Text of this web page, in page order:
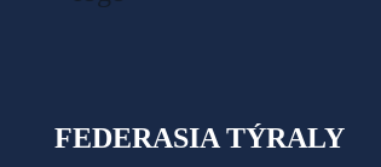
FEDERASIA TÝRALY